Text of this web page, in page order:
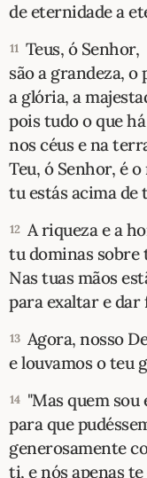
de eternidade a
11 Teus, ó Senhor,
são a grandeza, o
a glória, a
pois tudo o que há
nos céus e na
Teu, ó Senhor, é
tu estás acima de
12 A riqueza e a
tu dominas sobre
Nas tuas mãos
para exaltar e dar
13 Agora, nosso
e louvamos o teu
14 "Mas quem sou
para que
generosamente
ti, e nós apenas